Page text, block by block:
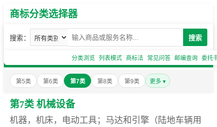
商标分类选择器
搜索： 搜索
分类浏览 列表模式 商标法 常见问答 邮编查询 委托
第5类 第6类 第7类 第8类 第9类 更多 ▾
第7类 机械设备
机器，机床，电动工具；马达和引擎（陆地车辆用